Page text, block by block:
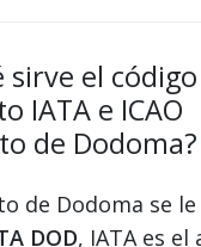
sirve el
IATA e ICAO
de Dodoma?
de Dodoma se
DOD, IATA es